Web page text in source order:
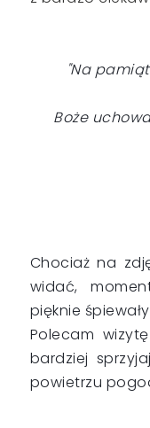
"Na
Boże
Chociaż na
widać,
pięknie
Polecam
bardziej
powietrzu